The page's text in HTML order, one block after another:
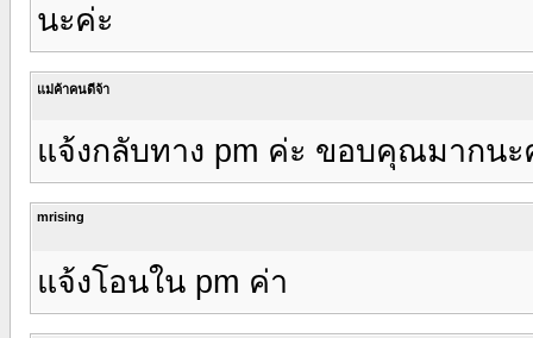
นะค่ะ
แม่ค้าคนดีจ้า
แจ้งกลับทาง pm ค่ะ ขอบคุณมากนะ
mrising
แจ้งโอนใน pm ค่า